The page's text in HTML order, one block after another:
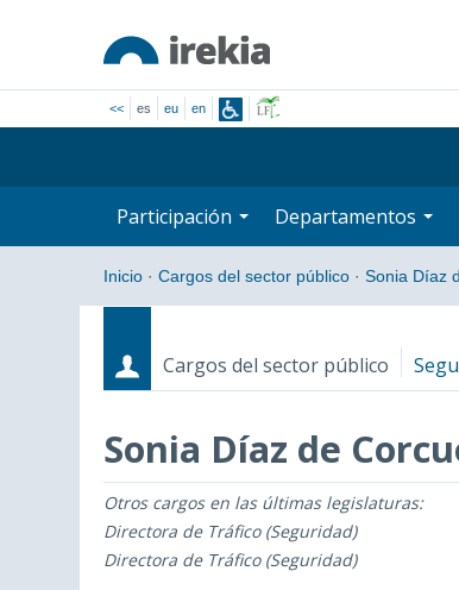
<< es eu en
Participación Departamentos
Inicio · Cargos del sector público · Sonia Díaz
Cargos del sector público
Sonia Díaz de
CargosFecha de inicio - Fecha fin
Otros cargos en las últimas legislaturas:
Directora de Tráfico (Seguridad)
Directora de Tráfico (Seguridad)